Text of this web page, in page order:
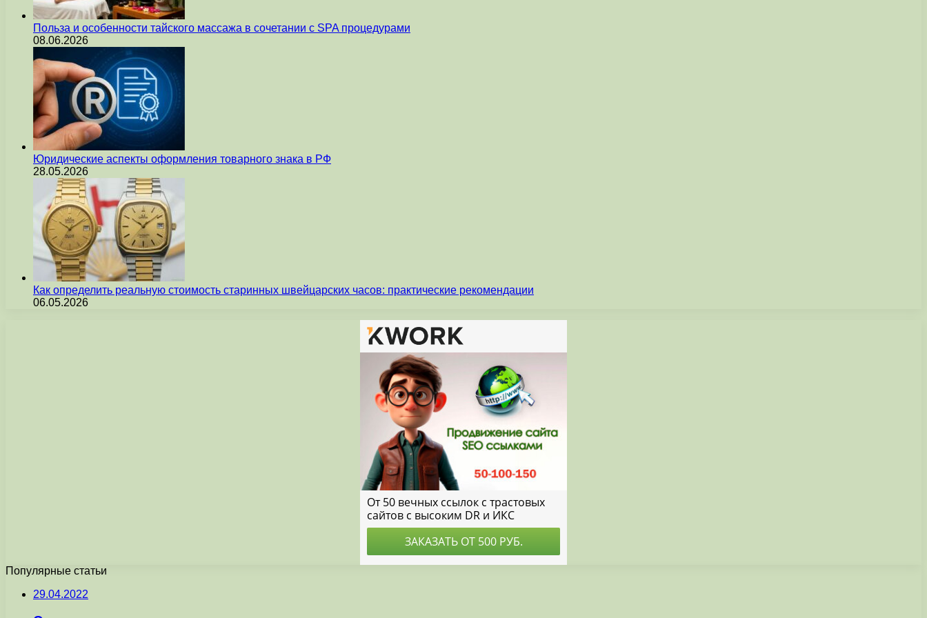
Польза и особенности тайского массажа в сочетании с SPA процедурами
08.06.2026
Юридические аспекты оформления товарного знака в РФ
28.05.2026
Как определить реальную стоимость старинных швейцарских часов: практические рекомендации
06.05.2026
Популярные статьи
29.04.2022